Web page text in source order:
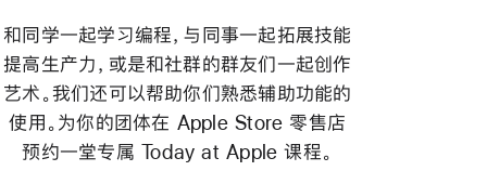
和同学一起学习编程，与同事一起拓展技能
提高生产力，或是和社群的群友们一起创作
艺术。我们还可以帮助你们熟悉辅助功能的
使用。为你的团体在 Apple Store 零售店
预约一堂专属 Today at Apple 课程。